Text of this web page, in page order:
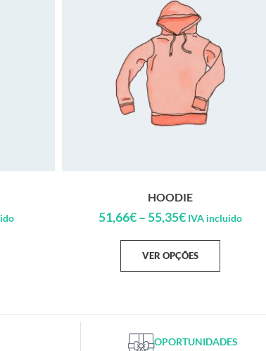
HOODIE
51,66€– 55,35€ IVA incluido
VER OPÇÕES
OPORTUNIDADES